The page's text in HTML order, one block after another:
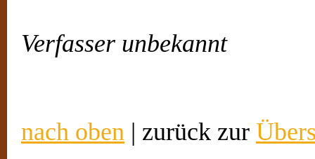
Verfasser unbekannt
nach oben | zurück zur